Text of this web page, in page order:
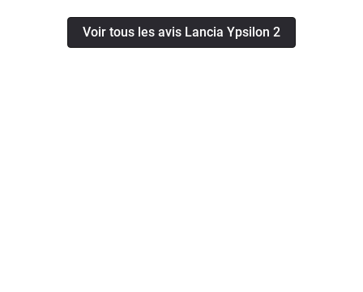
souplesse , l'agrément de conduite et la
Voir tous les avis Lancia Ypsilon 2